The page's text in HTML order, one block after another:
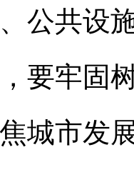
公共设
牢固树
城市发